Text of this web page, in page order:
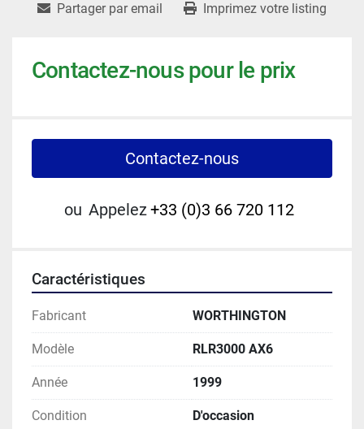
Partager par email Imprimez votre listing
Contactez-nous pour le prix
Contactez-nous
ou Appelez+33 (0)3 66 720 112
Caractéristiques
Fabricant WORTHINGTON
Modèle RLR3000 AX6
Année 1999
Condition D'occasion